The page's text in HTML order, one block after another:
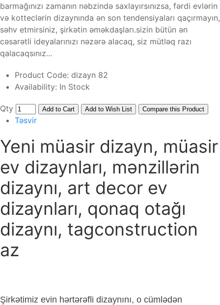
barmağınızı zamanın nəbzində saxlayırsınızsa, fərdi evlərin
və kotteclərin dizaynında ən son tendensiyaları qaçırmayın,
səhv etmirsiniz, şirkətin əməkdaşları.sizin bütün ən
cəsarətli ideyalarınızı nəzərə alacaq, siz mütləq razı
qalacaqsınız...
Product Code: dizayn 82
Availability: In Stock
Qty Add to Cart Add to Wish List Compare this Product
Təsvir
Yeni müasir dizayn, müasir
ev dizaynları, mənzillərin
dizaynı, art decor ev
dizaynları, qonaq otağı
dizaynı, tagconstruction
az
Şirkətimiz evin hərtərəfli dizaynını, o cümlədən